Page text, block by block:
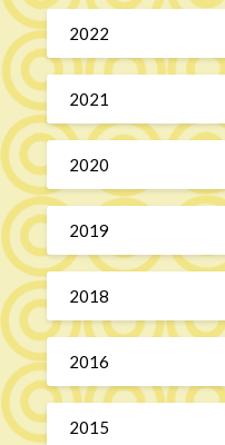
2022
2021
2020
2019
2018
2016
2015